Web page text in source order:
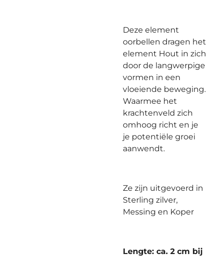
Deze element
oorbellen dragen het
element Hout in zich
door de langwerpige
vormen in een
vloeiende beweging.
Waarmee het
krachtenveld zich
omhoog richt en je
je potentiële groei
aanwendt.
Ze zijn uitgevoerd in
Sterling zilver,
Messing en Koper
Lengte: ca. 2 cm bij